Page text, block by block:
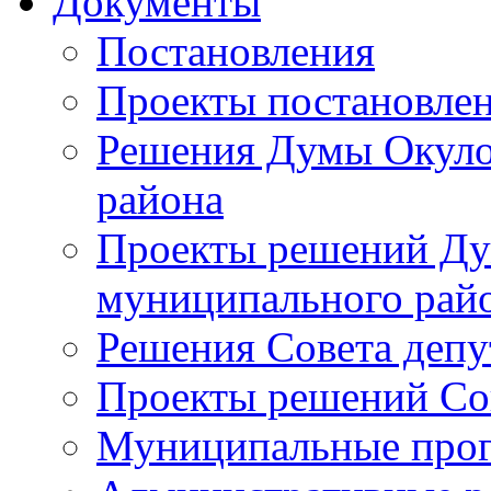
Постановления
Проекты
Решения Думы
района
Проекты решений
муниципального
Решения Совета
Проекты решений
Муниципальные